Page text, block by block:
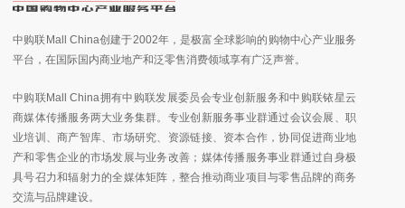
中购联Mall China创建于2002年，是极富全球影响的购物中心产业服务
平台，在国际国内商业地产和泛零售消费领域享有广泛声誉。
中购联Mall China拥有中购联发展委员会专业创新服务和中购联铱星云
商媒体传播服务两大业务集群。专业创新服务事业群通过会议会展、职
业培训、商产智库、市场研究、资源链接、资本合作，协同促进商业地
产和零售企业的市场发展与业务改善；媒体传播服务事业群通过自身极
具号召力和辐射力的全媒体矩阵，整合推动商业项目与零售品牌的商务
交流与品牌建设。